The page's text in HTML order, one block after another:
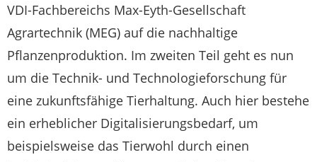
VDI-Fachbereichs Max-Eyth-Gesellschaft
Agrartechnik (MEG) auf die nachhaltige
Pflanzenproduktion. Im zweiten Teil geht es nun
um die Technik- und Technologieforschung für
eine zukunftsfähige Tierhaltung. Auch hier bestehe
ein erheblicher Digitalisierungsbedarf, um
beispielsweise das Tierwohl durch einen